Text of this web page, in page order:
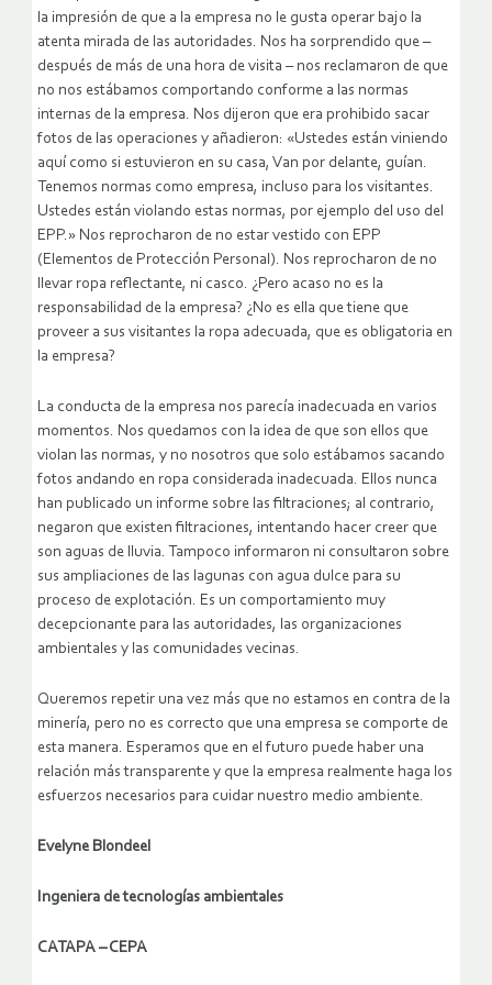
la impresión de que a la empresa no le gusta operar bajo la
atenta mirada de las autoridades. Nos ha sorprendido que –
después de más de una hora de visita – nos reclamaron de que
no nos estábamos comportando conforme a las normas
internas de la empresa. Nos dijeron que era prohibido sacar
fotos de las operaciones y añadieron: «Ustedes están viniendo
aquí como si estuvieron en su casa, Van por delante, guían.
Tenemos normas como empresa, incluso para los visitantes.
Ustedes están violando estas normas, por ejemplo del uso del
EPP.» Nos reprocharon de no estar vestido con EPP
(Elementos de Protección Personal). Nos reprocharon de no
llevar ropa reflectante, ni casco. ¿Pero acaso no es la
responsabilidad de la empresa? ¿No es ella que tiene que
proveer a sus visitantes la ropa adecuada, que es obligatoria en
la empresa?
La conducta de la empresa nos parecía inadecuada en varios
momentos. Nos quedamos con la idea de que son ellos que
violan las normas, y no nosotros que solo estábamos sacando
fotos andando en ropa considerada inadecuada. Ellos nunca
han publicado un informe sobre las filtraciones; al contrario,
negaron que existen filtraciones, intentando hacer creer que
son aguas de lluvia. Tampoco informaron ni consultaron sobre
sus ampliaciones de las lagunas con agua dulce para su
proceso de explotación. Es un comportamiento muy
decepcionante para las autoridades, las organizaciones
ambientales y las comunidades vecinas.
Queremos repetir una vez más que no estamos en contra de la
minería, pero no es correcto que una empresa se comporte de
esta manera. Esperamos que en el futuro puede haber una
relación más transparente y que la empresa realmente haga los
esfuerzos necesarios para cuidar nuestro medio ambiente.
Evelyne Blondeel
Ingeniera de tecnologías ambientales
CATAPA – CEPA